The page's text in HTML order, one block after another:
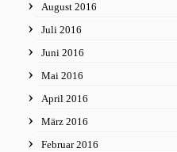
August 2016
Juli 2016
Juni 2016
Mai 2016
April 2016
März 2016
Februar 2016